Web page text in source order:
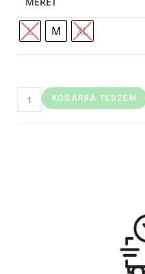
L M XL
KOSÁRBA TESZEM